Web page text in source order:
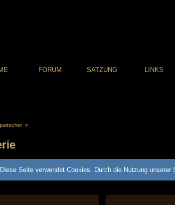
FORUM SATZUNG LINKS
»
Diese Seite verwendet Cookies. Durch die Nutzung